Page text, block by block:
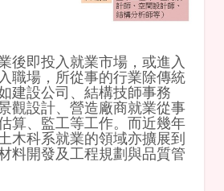
後即投入就業市場，或進入
職場，所從事的行業除傳統
建設公司、結構技師事務
觀設計、營造廠商就業從事
算、監工等工作。而近幾年
木科系就業的領域亦擴展到
料開發及工程規劃與品質管